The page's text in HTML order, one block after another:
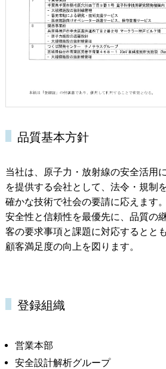
品質基本方針
当社は、原子力・放射線の安全活用
を提供する会社として、法令・規制
確かな技術で社会の要請に応えます。
安全性と信頼性を最優先に、品質の
客の要求事項と課題に対応するとと
顧客満足度の向上を図ります。
登録組織
営業本部
安全設計解析グループ